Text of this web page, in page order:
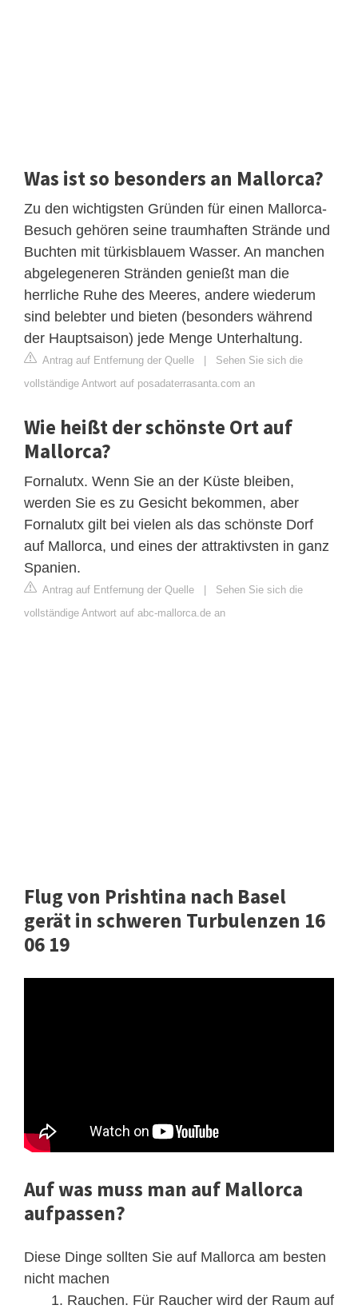
Was ist so besonders an Mallorca?
Zu den wichtigsten Gründen für einen Mallorca-
Besuch gehören seine traumhaften Strände und
Buchten mit türkisblauem Wasser. An manchen
abgelegeneren Stränden genießt man die
herrliche Ruhe des Meeres, andere wiederum
sind belebter und bieten (besonders während
der Hauptsaison) jede Menge Unterhaltung.
Antrag auf Entfernung der Quelle
Sehen Sie sich die
vollständige Antwort auf posadaterrasanta.com an
Wie heißt der schönste Ort auf
Mallorca?
Fornalutx. Wenn Sie an der Küste bleiben,
werden Sie es zu Gesicht bekommen, aber
Fornalutx gilt bei vielen als das schönste Dorf
auf Mallorca, und eines der attraktivsten in ganz
Spanien.
Antrag auf Entfernung der Quelle
Sehen Sie sich die
vollständige Antwort auf abc-mallorca.de an
Flug von Prishtina nach Basel
gerät in schweren Turbulenzen 16
06 19
Auf was muss man auf Mallorca
aufpassen?
Diese Dinge sollten Sie auf Mallorca am besten
nicht machen
Rauchen. Für Raucher wird der Raum auf